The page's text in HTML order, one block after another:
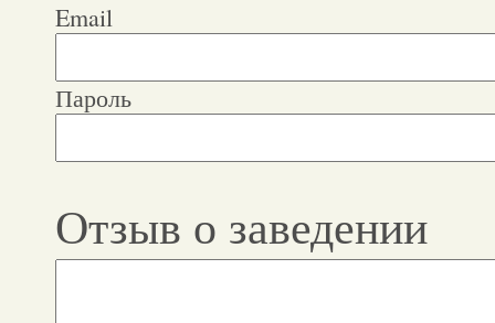
Email
Пароль
Отзыв о заведении